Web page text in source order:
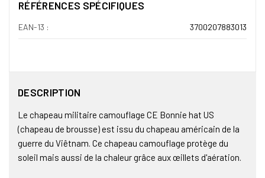
RÉFÉRENCES SPÉCIFIQUES
EAN-13 : 3700207883013
DESCRIPTION
Le chapeau militaire camouflage CE Bonnie hat US
(chapeau de brousse) est issu du chapeau américain de la
guerre du Viêtnam. Ce chapeau camouflage protège du
soleil mais aussi de la chaleur grâce aux œillets d'aération.